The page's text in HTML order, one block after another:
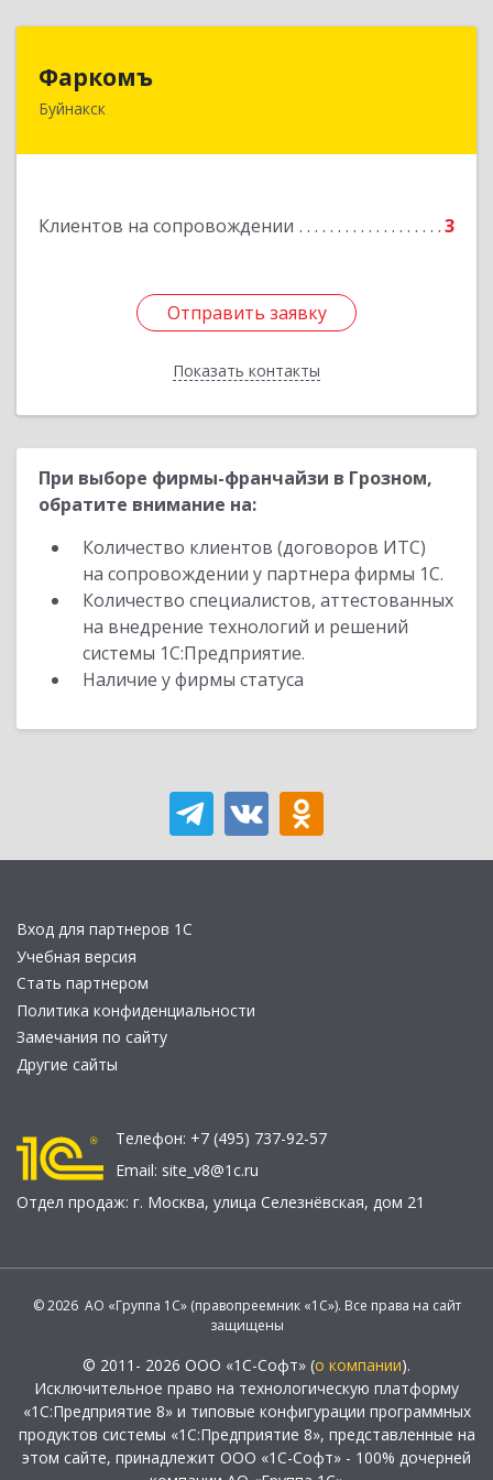
Фаркомъ
Буйнакск
Клиентов на сопровождении 3
Отправить заявку
Показать контакты
Отправить заявку
Назад
При выборе фирмы-франчайзи в Грозном,
обратите внимание на:
Количество клиентов (договоров ИТС)
на сопровождении у партнера фирмы 1С.
Количество специалистов, аттестованных
на внедрение технологий и решений
системы 1С:Предприятие.
Наличие у фирмы статуса
Вход для партнеров 1С
Учебная версия
Стать партнером
Политика конфиденциальности
Замечания по сайту
Другие сайты
Телефон: +7 (495) 737-92-57
Email: site_v8@1c.ru
Отдел продаж: г. Москва, улица Селезнёвская, дом 21
© 2026 АО «Группа 1С» (правопреемник «1С»). Все права на сайт
защищены
© 2011- 2026 ООО «1С-Софт» (о компании).
Исключительное право на технологическую платформу
«1С:Предприятие 8» и типовые конфигурации программных
продуктов системы «1С:Предприятие 8», представленные на
этом сайте, принадлежит ООО «1С-Софт» - 100% дочерней